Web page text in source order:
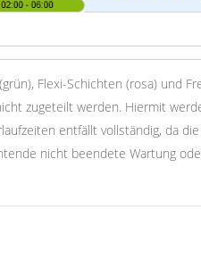
Flexi-Schichten (rosa) und
zugeteilt werden. Hiermit
entfällt vollständig, da
nicht beendete Wartung